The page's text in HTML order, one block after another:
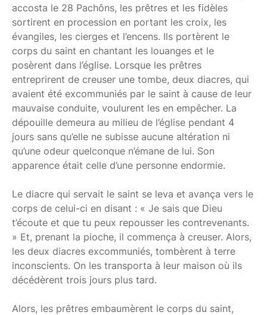
accosta le 28 Pachôns, les prêtres et les fidèles
sortirent en procession en portant les croix, les
évangiles, les cierges et l’encens. Ils portèrent le
corps du saint en chantant les louanges et le
posèrent dans l’église. Lorsque les prêtres
entreprirent de creuser une tombe, deux diacres, qui
avaient été excommuniés par le saint à cause de leur
mauvaise conduite, voulurent les en empêcher. La
dépouille demeura au milieu de l’église pendant 4
jours sans qu’elle ne subisse aucune altération ni
qu’une odeur quelconque n’émane de lui. Son
apparence était celle d’une personne endormie.
Le diacre qui servait le saint se leva et avança vers le
corps de celui-ci en disant : « Je sais que Dieu
t’écoute et que tu peux repousser les contrevenants.
» Et, prenant la pioche, il commença à creuser. Alors,
les deux diacres excommuniés, tombèrent à terre
inconscients. On les transporta à leur maison où ils
décédèrent trois jours plus tard.
Alors, les prêtres embaumèrent le corps du saint,